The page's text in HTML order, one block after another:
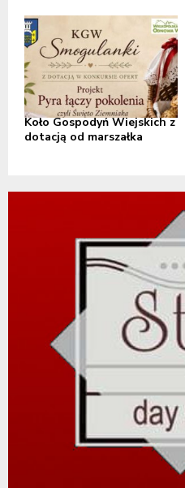
Koło Gospodyń Wiejskich z
dotacją od marszałka